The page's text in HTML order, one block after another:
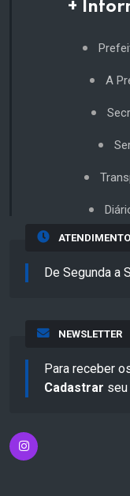
+
A
ATENDIMENTO
De Segunda a
NEWSLETTER
Para receber
Cadastrar